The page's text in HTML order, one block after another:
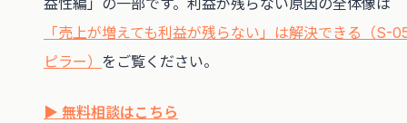
益性編」の一部です。利益が残らない原因の全体像は
「売上が増えても利益が残らない」は解決できる（S-
ピラー） をご覧ください。
▶ 無料相談はこちら